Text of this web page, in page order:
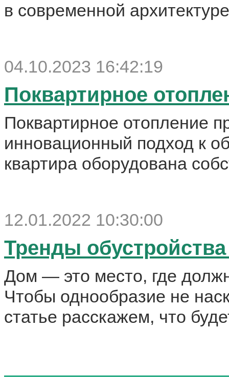
в современной
04.10.2023 16:42:19
Поквартирное
Поквартирное отопление
инновационный подход к
квартира оборудована
12.01.2022 10:30:00
Тренды
Дом — это место, где
Чтобы однообразие не
статье расскажем, что